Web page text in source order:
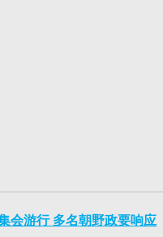
会游行 多名朝野政要响应